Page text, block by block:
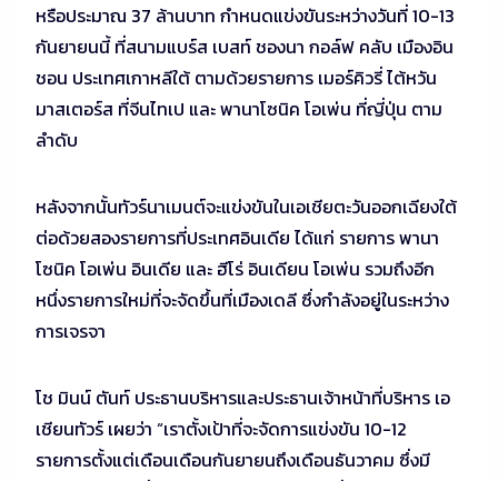
หรือประมาณ 37 ล้านบาท กำหนดแข่งขันระหว่างวันที่ 10-13
กันยายนนี้ ที่สนามแบร์ส เบสท์ ชองนา กอล์ฟ คลับ เมืองอิน
ชอน ประเทศเกาหลีใต้ ตามด้วยรายการ เมอร์คิวรี่ ไต้หวัน
มาสเตอร์ส ที่จีนไทเป และ พานาโซนิค โอเพ่น ที่ญี่ปุ่น ตาม
ลำดับ
หลังจากนั้นทัวร์นาเมนต์จะแข่งขันในเอเชียตะวันออกเฉียงใต้
ต่อด้วยสองรายการที่ประเทศอินเดีย ได้แก่ รายการ พานา
โซนิค โอเพ่น อินเดีย และ ฮีโร่ อินเดียน โอเพ่น รวมถึงอีก
หนึ่งรายการใหม่ที่จะจัดขึ้นที่เมืองเดลี ซึ่งกำลังอยู่ในระหว่าง
การเจรจา
โช มินน์ ตันท์ ประธานบริหารและประธานเจ้าหน้าที่บริหาร เอ
เชียนทัวร์ เผยว่า “เราตั้งเป้าที่จะจัดการแข่งขัน 10-12
รายการตั้งแต่เดือนเดือนกันยายนถึงเดือนธันวาคม ซึ่งมี